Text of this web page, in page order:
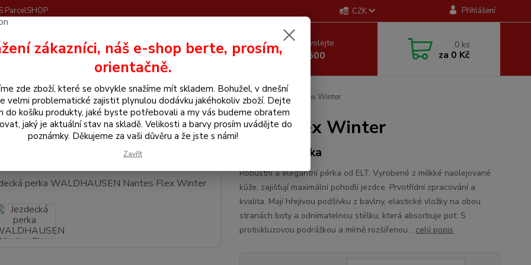
ParcelSHOP CZK Přihlášení
Hledat Nevíte si rady? Zavolejte.
+420 605 255 500
0 ks
za 0 Kč
pro jezdce Jezdecké boty Perka Jezdecká perka WALDHAUSEN Nantes Flex Winter
perka WALDHAUSEN Nantes Flex Winter
Jezdecká perka
Robustní a elegantní pérka od ELT. Vyrobené z měkké naolejované
kůže, zajišťují maximální pohodlí jezdce. Prvotřídní zpracování a
kvalita. Mají hřejivou podšívku z bavlny, elastické vložky na obou
stranách boty a odnímatelnou stélku, která absorbuje pot. S
protiskluzovou podrážkou a mírně rozšířenou... celý popis
zákazníci, náš e-shop berte, prosím,
orientačně.
zde zboží, které se obvykle snažíme mít skladem. Bohužel, v dnešní
velmi problematické zajistit plynulou dodávku jakéhokoliv zboží. Dejte
do košíku produkty, jaké byste potřebovali a my vás budeme obratem
jaký je aktuální stav na skladě. Velikosti a barvy prosím uvádějte do
poznámky. Děkujeme za vaši důvěru a že jste s námi!
Zavřít